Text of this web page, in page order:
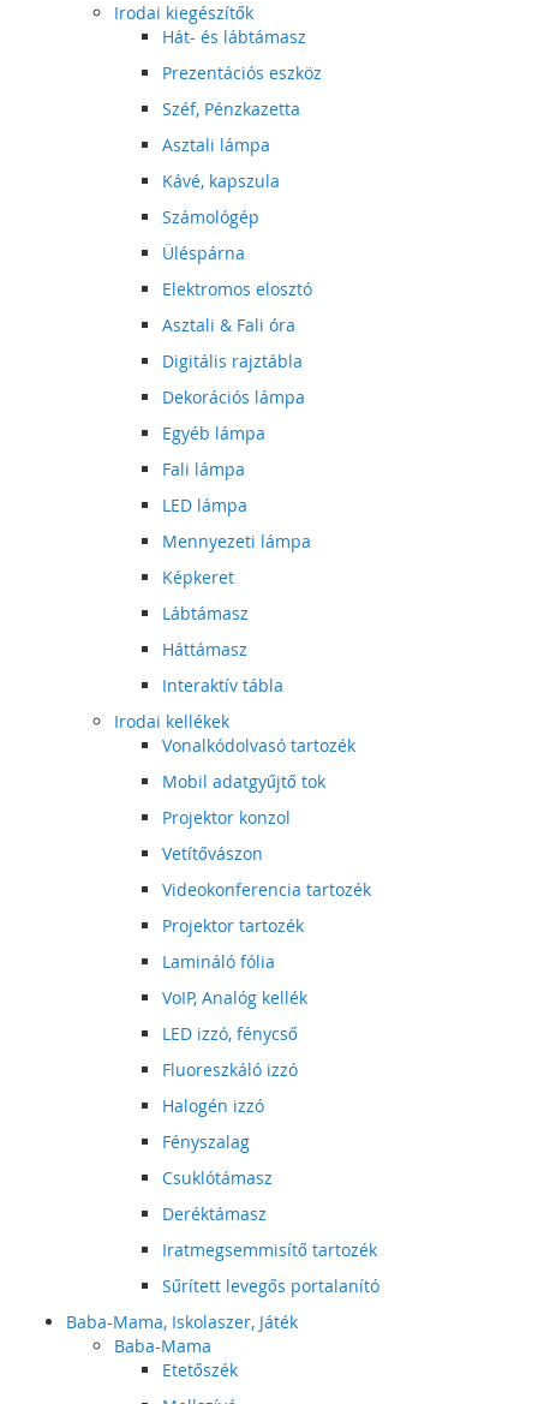
Irodai kiegészítők
Hát- és lábtámasz
Prezentációs eszköz
Széf, Pénzkazetta
Asztali lámpa
Kávé, kapszula
Számológép
Üléspárna
Elektromos elosztó
Asztali & Fali óra
Digitális rajztábla
Dekorációs lámpa
Egyéb lámpa
Fali lámpa
LED lámpa
Mennyezeti lámpa
Képkeret
Lábtámasz
Háttámasz
Interaktív tábla
Irodai kellékek
Vonalkódolvasó tartozék
Mobil adatgyűjtő tok
Projektor konzol
Vetítővászon
Videokonferencia tartozék
Projektor tartozék
Lamináló fólia
VoIP, Analóg kellék
LED izzó, fénycső
Fluoreszkáló izzó
Halogén izzó
Fényszalag
Csuklótámasz
Deréktámasz
Iratmegsemmisítő tartozék
Sűrített levegős portalanító
Baba-Mama, Iskolaszer, Játék
Baba-Mama
Etetőszék